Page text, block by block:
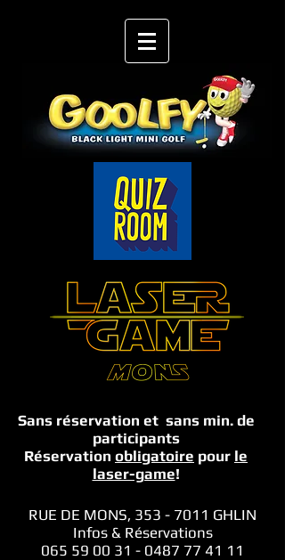
Sans réservation et sans min. de
participants
Réservation obligatoire pour le
laser-game!
RUE DE MONS, 353 - 7011 GHLIN
Infos & Réservations
065 59 00 31 - 0487 77 41 11